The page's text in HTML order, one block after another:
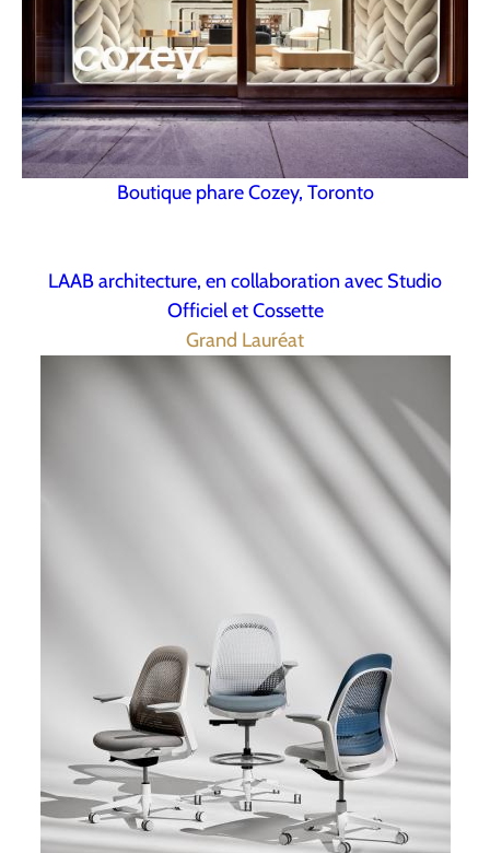
Boutique phare Cozey, Toronto
LAAB architecture, en collaboration avec Studio
Officiel et Cossette
Grand Lauréat